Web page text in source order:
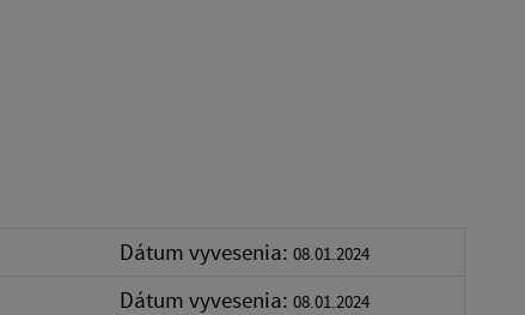
Dátum vyvesenia: 08.01.2024
Dátum vyvesenia: 08.01.2024